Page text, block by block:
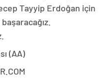
Tayyip Erdoğan için
(AA)